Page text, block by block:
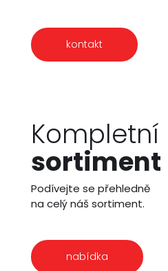
kontakt
Kompletní
sortiment
Podívejte se přehledně
na celý náš sortiment.
nabídka